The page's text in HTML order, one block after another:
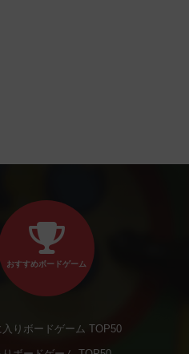
おすすめボードゲーム
入りボードゲーム TOP50